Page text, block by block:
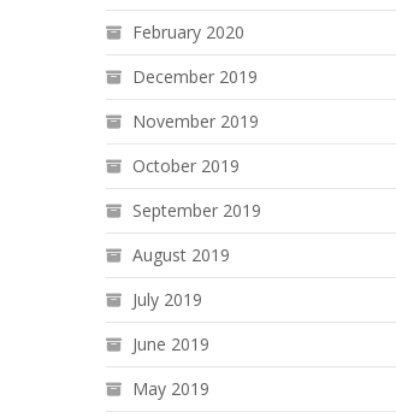
February 2020
December 2019
November 2019
October 2019
September 2019
August 2019
July 2019
June 2019
May 2019